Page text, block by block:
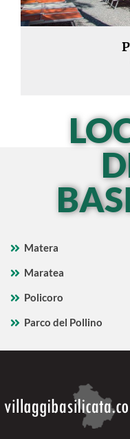
Matera
Maratea
Policoro
Parco del Pollino